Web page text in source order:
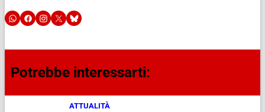
Potrebbe interessarti:
ATTUALITÀ